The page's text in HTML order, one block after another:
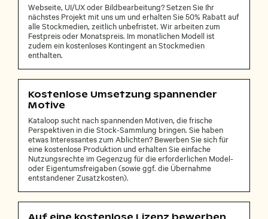
Webseite, UI/UX oder Bildbearbeitung? Setzen Sie Ihr
nächstes Projekt mit uns um und erhalten Sie 50% Rabatt auf
alle Stockmedien, zeitlich unbefristet. Wir arbeiten zum
Festpreis oder Monatspreis. Im monatlichen Modell ist
zudem ein kostenloses Kontingent an Stockmedien
enthalten.
Kostenlose Umsetzung spannender
Motive
Kataloop sucht nach spannenden Motiven, die frische
Perspektiven in die Stock-Sammlung bringen. Sie haben
etwas Interessantes zum Ablichten? Bewerben Sie sich für
eine kostenlose Produktion und erhalten Sie einfache
Nutzungsrechte im Gegenzug für die erforderlichen Model-
oder Eigentumsfreigaben (sowie ggf. die Übernahme
entstandener Zusatzkosten).